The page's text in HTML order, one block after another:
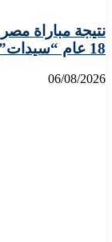
نتيجة مباراة
18 عام “سيدات”
06/08/2026